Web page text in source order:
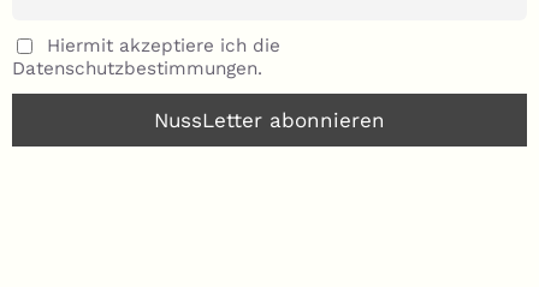
Hiermit akzeptiere ich die
Datenschutzbestimmungen.